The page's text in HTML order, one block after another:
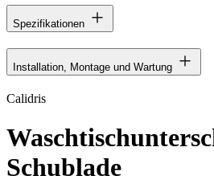
Spezifikationen
Installation, Montage und Wartung
Calidris
Schublade